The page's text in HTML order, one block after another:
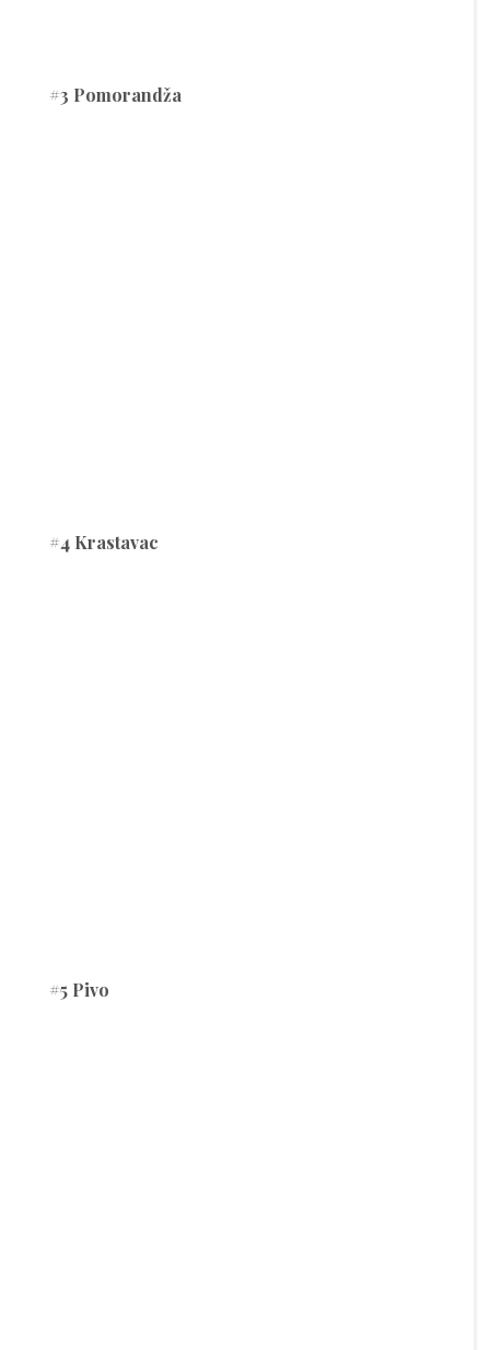
#3 Pomorandža
#4 Krastavac
#5 Pivo